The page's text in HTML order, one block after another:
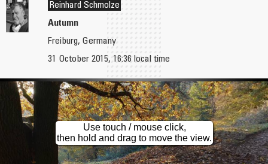
Moritz Schmidt
Flowers in Horticultural Show in Muehlacker
Reinhard Schmolze
Autumn
Freiburg, Germany
31 October 2015, 16:36 local time
Use touch / mouse click,
then hold and drag to move the view.